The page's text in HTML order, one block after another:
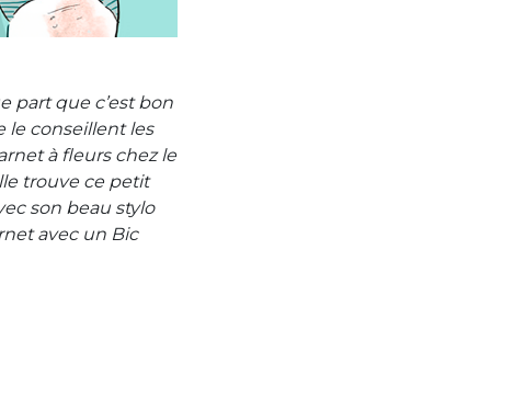
part que c’est bon
le conseillent les
à fleurs chez le
trouve ce petit
son beau stylo
avec un Bic